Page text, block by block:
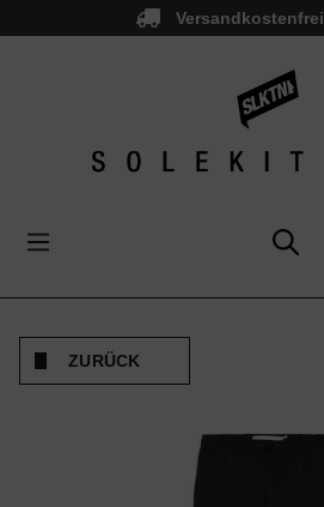
springen Versandkostenfrei
ZURÜCK